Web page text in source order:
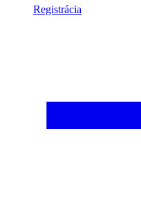
Registrácia